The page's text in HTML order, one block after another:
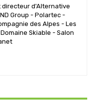
directeur d'Alternative
Group - Polartec -
des Alpes - Les
Skiable - Salon